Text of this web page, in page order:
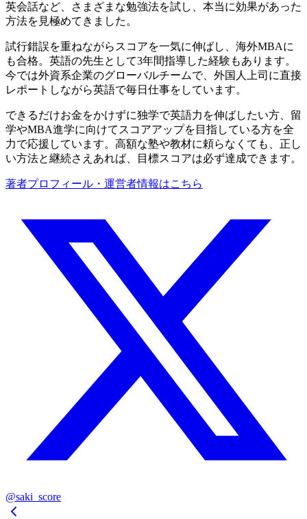
英会話など、さまざまな勉強法を試し、本当に効果があった
方法を見極めてきました。
試行錯誤を重ねながらスコアを一気に伸ばし、海外MBAに
も合格。英語の先生として3年間指導した経験もあります。
今では外資系企業のグローバルチームで、外国人上司に直接
レポートしながら英語で毎日仕事をしています。
できるだけお金をかけずに独学で英語力を伸ばしたい方、留
学やMBA進学に向けてスコアアップを目指している方を全
力で応援しています。高額な塾や教材に頼らなくても、正し
い方法と継続さえあれば、目標スコアは必ず達成できます。
著者プロフィール・運営者情報はこちら
@saki_score